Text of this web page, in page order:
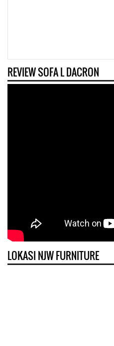
REVIEW SOFA L DACRON
LOKASI NJW FURNITURE